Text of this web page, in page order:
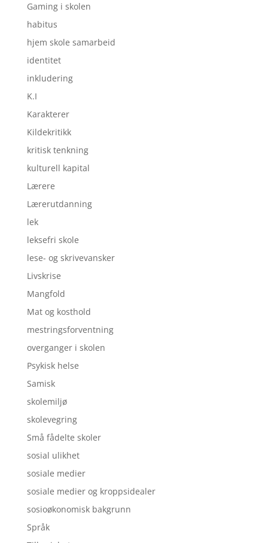
Gaming i skolen
habitus
hjem skole samarbeid
identitet
inkludering
K.I
Karakterer
Kildekritikk
kritisk tenkning
kulturell kapital
Lærere
Lærerutdanning
lek
leksefri skole
lese- og skrivevansker
Livskrise
Mangfold
Mat og kosthold
mestringsforventning
overganger i skolen
Psykisk helse
Samisk
skolemiljø
skolevegring
Små fådelte skoler
sosial ulikhet
sosiale medier
sosiale medier og kroppsidealer
sosioøkonomisk bakgrunn
Språk